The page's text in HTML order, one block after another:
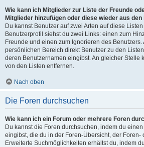
Wie kann ich Mitglieder zur Liste der Freunde
Mitglieder hinzufügen oder diese wieder aus
Du kannst Benutzer auf zwei Arten auf diese
Benutzerprofil siehst du zwei Links: einen zum
Freunde und einen zum Ignorieren des
persönlichen Bereich direkt Benutzer zu den
deren Benutzernamen eingibst. An gleicher Stelle
von den Listen entfernen.
Nach oben
Die Foren durchsuchen
Wie kann ich ein Forum oder mehrere Foren
Du kannst die Foren durchsuchen, indem du
eingibst, die du in der Foren-Übersicht, der Foren-
Erweiterte Suchmöglichkeiten erhältst du, indem